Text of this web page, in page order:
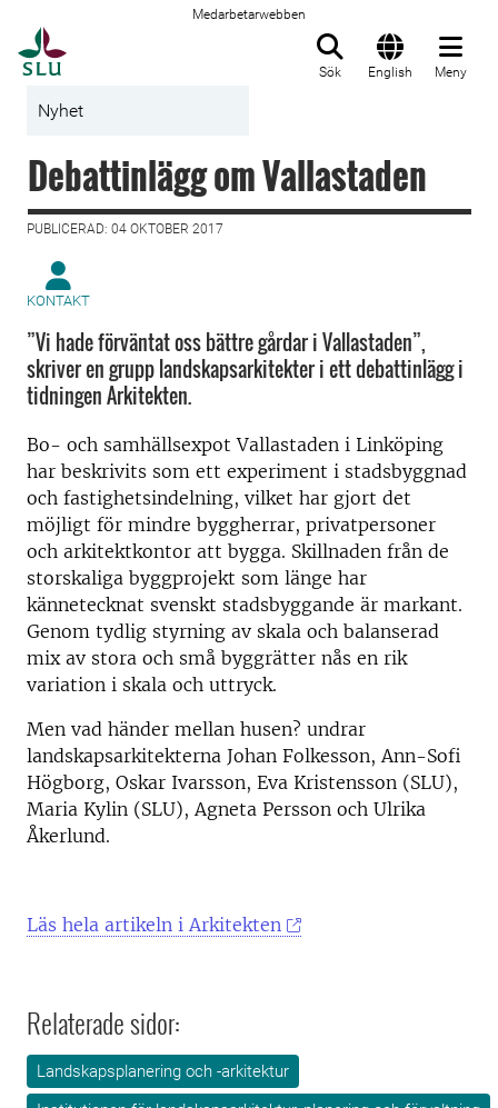
Medarbetarwebben
Sök English Meny
Nyhet
Debattinlägg om Vallastaden
PUBLICERAD: 04 OKTOBER 2017
KONTAKT
”Vi hade förväntat oss bättre gårdar i Valla­staden”,
skriver en grupp landskapsarkitekter i ett debattinlägg i
tidningen Arkitekten.
Bo- och samhällsexpot Vallastaden i Linköping
har beskrivits som ett experiment i stadsbyggnad
och fastighetsindelning, vilket har gjort det
möjligt för mindre byggherrar, privatpersoner
och arkitektkontor att bygga. Skillnaden från de
storskaliga byggprojekt som länge har
kännetecknat svenskt stadsbyggande är markant.
Genom tydlig styrning av skala och balanserad
mix av stora och små byggrätter nås en rik
variation i skala och uttryck.
Men vad händer mellan husen? undrar
landskapsarkitekterna Johan Folkesson, Ann-Sofi
Högborg, Oskar Ivarsson, Eva Kristensson (SLU),
Maria Kylin (SLU), Agneta Persson och Ulrika
Åkerlund.
Läs hela artikeln i Arkitekten
Relaterade sidor:
Landskapsplanering och -arkitektur